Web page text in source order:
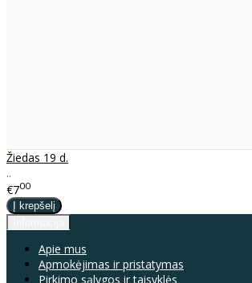
Žiedas 19 d.
..
€700
Apie mus
Apmokėjimas ir pristatymas
Pirkimo sąlygos ir taisyklės